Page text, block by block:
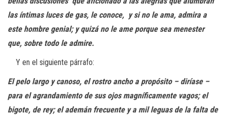
las íntimas luces de gas, le conoce, y si no le ama, admira a
este hombre genial; y quizá no le ame porque sea menester
que, sobre todo le admire.
Y en el siguiente párrafo:
El pelo largo y canoso, el rostro ancho a propósito – diríase –
para elagrandamiento de sus ojos magníficamente vagos; el
bigote, de rey; el ademán frecuente y a mil leguas de la falta de